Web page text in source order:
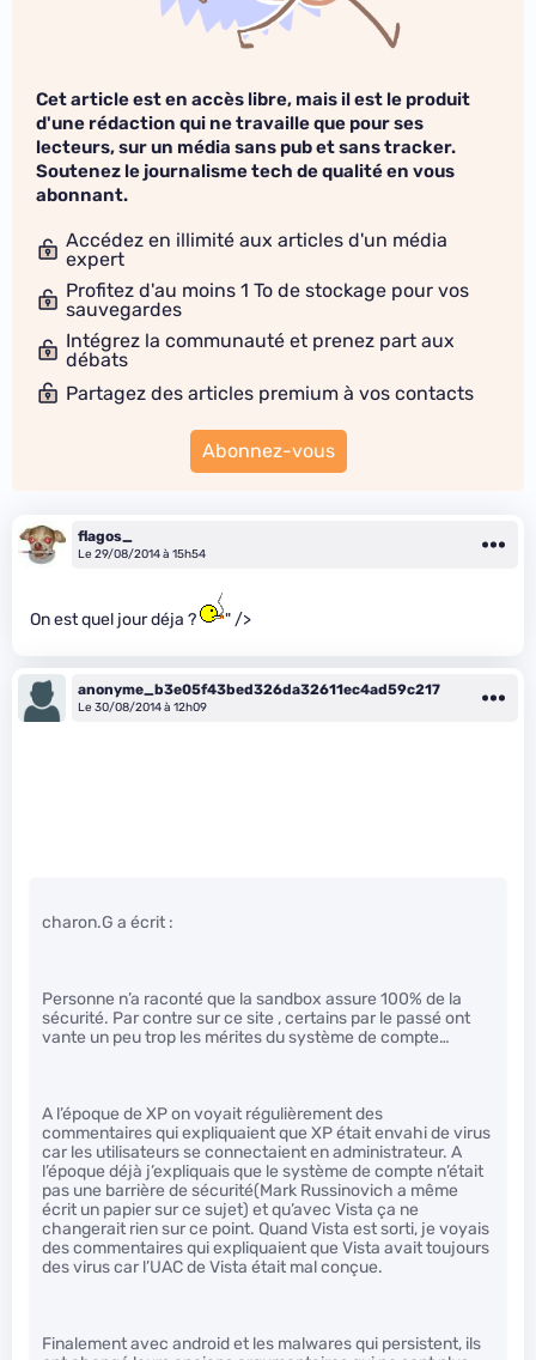
Cet article est en accès libre, mais il est le produit
d'une rédaction qui ne travaille que pour ses
lecteurs, sur un média sans pub et sans tracker.
Soutenez le journalisme tech de qualité en vous
abonnant.
Accédez en illimité aux articles d'un média
expert
Profitez d'au moins 1 To de stockage pour vos
sauvegardes
Intégrez la communauté et prenez part aux
débats
Partagez des articles premium à vos contacts
Abonnez-vous
flagos_
Le 29/08/2014 à 15h54
On est quel jour déja ? " />
anonyme_b3e05f43bed326da32611ec4ad59c217
Le 30/08/2014 à 12h09
charon.G a écrit :
Personne n’a raconté que la sandbox assure 100% de la
sécurité. Par contre sur ce site , certains par le passé ont
vante un peu trop les mérites du système de compte…
A l’époque de XP on voyait régulièrement des
commentaires qui expliquaient que XP était envahi de virus
car les utilisateurs se connectaient en administrateur. A
l’époque déjà j’expliquais que le système de compte n’était
pas une barrière de sécurité(Mark Russinovich a même
écrit un papier sur ce sujet) et qu’avec Vista ça ne
changerait rien sur ce point. Quand Vista est sorti, je voyais
des commentaires qui expliquaient que Vista avait toujours
des virus car l’UAC de Vista était mal conçue.
Finalement avec android et les malwares qui persistent, ils